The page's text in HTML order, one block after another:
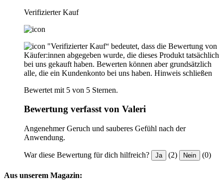
Verifizierter Kauf
"Verifizierter Kauf“ bedeutet, dass die Bewertung von
Käufer:innen abgegeben wurde, die dieses Produkt tatsächlich
bei uns gekauft haben. Bewerten können aber grundsätzlich
alle, die ein Kundenkonto bei uns haben. Hinweis schließen
Bewertet mit 5 von 5 Sternen.
Bewertung verfasst von Valeri
Angenehmer Geruch und sauberes Gefühl nach der
Anwendung.
War diese Bewertung für dich hilfreich? Ja (2) Nein (0)
Aus unserem Magazin: